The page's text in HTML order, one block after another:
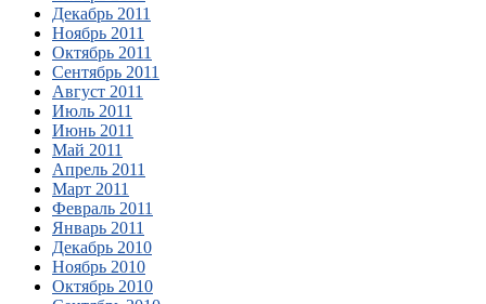
Декабрь 2011
Ноябрь 2011
Октябрь 2011
Сентябрь 2011
Август 2011
Июль 2011
Июнь 2011
Май 2011
Апрель 2011
Март 2011
Февраль 2011
Январь 2011
Декабрь 2010
Ноябрь 2010
Октябрь 2010